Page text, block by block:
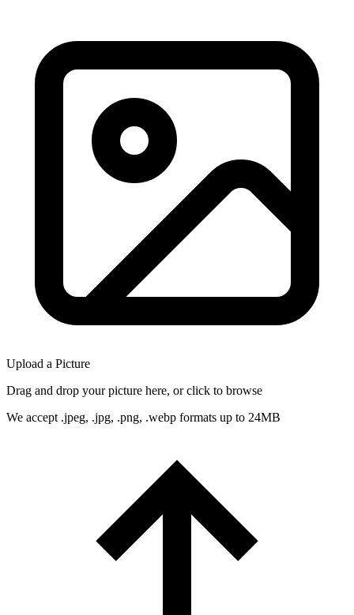
Upload a Picture
Drag and drop your picture here, or click to browse
We accept .jpeg, .jpg, .png, .webp formats up to 24MB